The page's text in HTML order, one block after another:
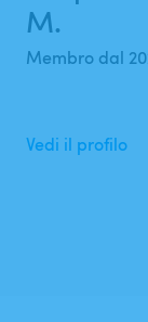
M.
Membro dal
Vedi il profilo